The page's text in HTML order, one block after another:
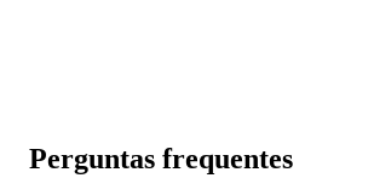
Perguntas frequentes